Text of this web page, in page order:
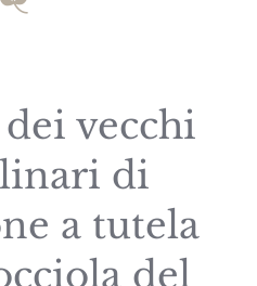
vecchi
di
a tutela
del